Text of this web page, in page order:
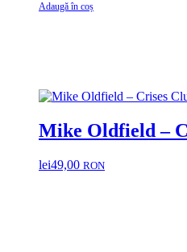
Adaugă în coș
Mike Oldfield –
lei49,00 RON